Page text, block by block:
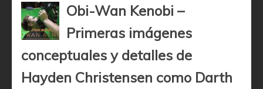
Obi-Wan Kenobi –
Primeras imágenes
conceptuales y detalles de
Hayden Christensen como Darth